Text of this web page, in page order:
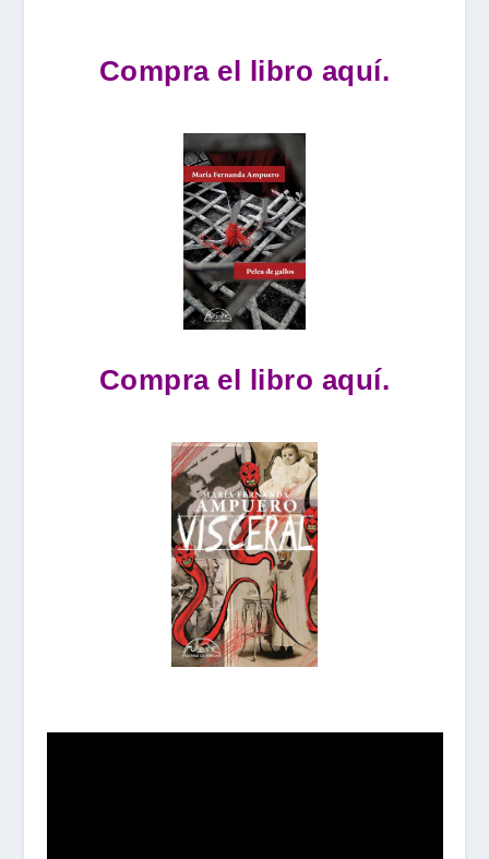
Compra el libro aquí.
Compra el libro aquí.